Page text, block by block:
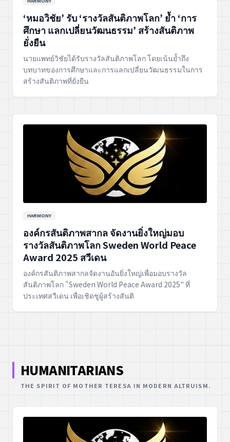
‘หมอวิชัย’ รับ ‘รางวัลสันติภาพโลก’ ย้ำ ‘การ
ศึกษา แลกเปลี่ยนวัฒนธรรม’ สร้างสันติภาพ
ยั่งยืน
นายแพทย์วิชัยได้รับรางวัลสันติภาพโลก โดยเน้นย้ำถึง
บทบาทของการศึกษาและการแลกเปลี่ยนวัฒนธรรมในการ
สร้างสันติภาพที่ยั่งยืน
HARMONY
องค์กรสันติภาพสากล จัดงานยิ่งใหญ่มอบ
รางวัลสันติภาพโลก Sweden World Peace
Award 2025 สวีเดน
องค์กรสันติภาพสากลจัดงานอันยิ่งใหญ่เพื่อมอบรางวัล
สันติภาพโลก "Sweden World Peace Award 2025" ที่
ประเทศสวีเดน เพื่อเชิดชูผู้สร้างสันติ
HUMANITARIANS
THE SPIRIT OF MOTHER TERESA IN MODERN ALTRUISM.